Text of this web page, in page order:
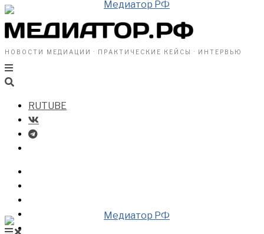
НОВОСТИ МЕДИАЦИИ · ПРАКТИЧЕСКИЕ КЕЙСЫ · ИНТЕРВЬЮ
RUTUBE